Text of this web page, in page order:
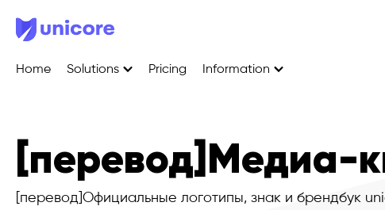
Home Solutions Pricing Information
[перевод]Медиа-
[перевод]Официальные логотипы, знак и брендбук